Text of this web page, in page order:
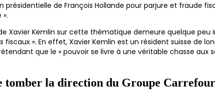
de François Hollande pour parjure et fraude
Xavier Kemlin sur cette thématique demeure quelque peu
fiscaux ». En effet, Xavier Kemlin est un résident suisse de
que le « pouvoir se livre à une véritable chasse aux
tomber la direction du Groupe Carrefour